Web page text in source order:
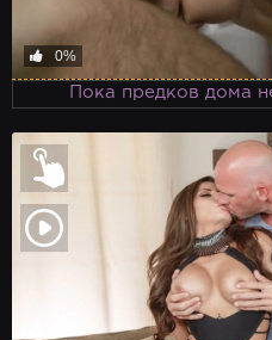
0%
Пока предков дома